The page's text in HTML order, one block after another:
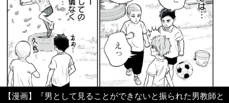
【漫画】『男として見ることができないと振られた男教師と